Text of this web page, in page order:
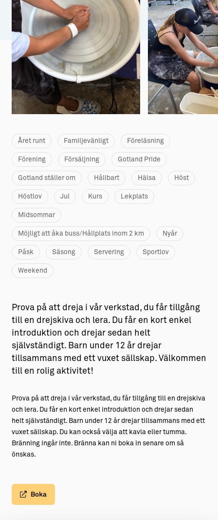
Aktiviteter
Sustainable Plejs
Möten & kongresser
Hansestaden världsarv
Gotlands kulturarv
Almedalsveckan
Medeltidsveckan
Visby Centrum
→ Gutamål och gotländska
Allt om bostad
→ Hyra bostad
→ Köpa bostad
→ Bygga hus
Allt om livet på Ön
→ Fritidsliv
→ Föreningsliv
→ Idrottsliv
→ Tonårsliv
Barn & Familj
Året runt Familjevänligt Föreläsning
Förening Försäljning Gotland Pride
Gotland ställer om Hållbart Hälsa Höst
Höstlov Jul Kurs Lekplats
Midsommar
Möjligt att åka buss/Hållplats inom 2 km Nyår
Påsk Säsong Servering Sportlov
Weekend
Prova på att dreja i vår verkstad, du får tillgång
till en drejskiva och lera. Du får en kort enkel
introduktion och drejar sedan helt
självständigt. Barn under 12 år drejar
tillsammans med ett vuxet sällskap. Välkommen
till en rolig aktivitet!
Prova på att dreja i vår verkstad, du får tillgång till en drejskiva
och lera. Du får en kort enkel introduktion och drejar sedan
helt självständigt. Barn under 12 år drejar tillsammans med ett
vuxet sällskap. Du kan också välja att kavla eller tumma.
Bränning ingår inte. Bränna kan ni boka in senare om så
önskas.
Boka